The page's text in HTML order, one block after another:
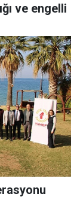
ve engelli